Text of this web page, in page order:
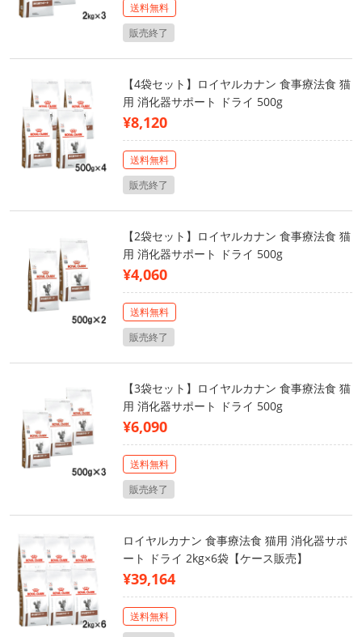
送料無料
販売終了
【4袋セット】ロイヤルカナン 食事療法食 猫
用 消化器サポート ドライ 500g
¥8,120
送料無料
販売終了
【2袋セット】ロイヤルカナン 食事療法食 猫
用 消化器サポート ドライ 500g
¥4,060
送料無料
販売終了
【3袋セット】ロイヤルカナン 食事療法食 猫
用 消化器サポート ドライ 500g
¥6,090
送料無料
販売終了
ロイヤルカナン 食事療法食 猫用 消化器サポ
ート ドライ 2kg×6袋【ケース販売】
¥39,164
送料無料